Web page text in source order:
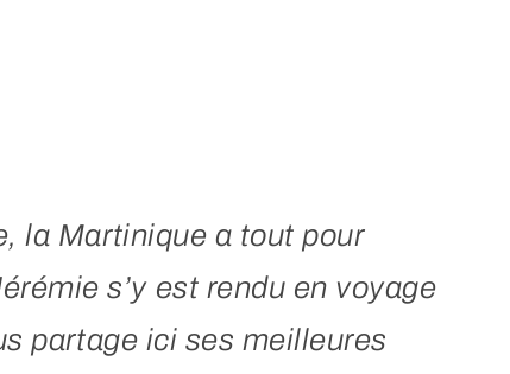
la Martinique a tout pour
s’y est rendu en voyage
partage ici ses meilleures